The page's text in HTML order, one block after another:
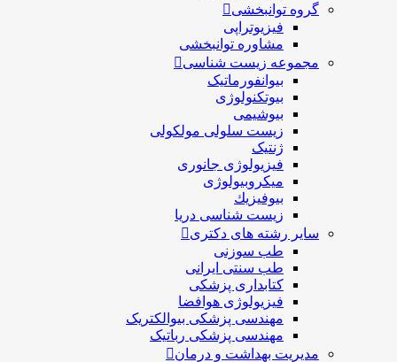
گروه توانبخشی
فیزیوتراپی
مشاوره توانبخشی
مجموعه زیست شناسی
بیوانفورماتیک
بیوتکنولوژی
بیوشیمی
زیست سلولی مولکولی
ژنتیک
فیزیولوژی جانوری
میکروبیولوژی
بيوفيزيك
زیست شناسی دریا
سایر رشته های دکتری
طب سوزنی
طب سنتی ایرانی
کتابداری پزشکی
فیزیولوژی هوافضا
مهندسی پزشکی بیوالکتریک
مهندسی پزشکی رباتیک
مدیریت بهداشت و درمان